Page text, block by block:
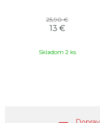
25,90 €
13 €
Skladom 2 ks